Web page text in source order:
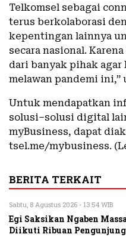
Telkomsel sebagai
terus berkolaborasi
kepentingan lainnya
secara nasional.
dari banyak pihak agar
melawan pandemi ini,”
Untuk mendapatkan
solusi–solusi digital
myBusiness, dapat
tsel.me/mybusiness.
BERITA TERKAIT
Sabtu, 8 Agustus 2026 - 13:54 WIB
Egi Saksikan Ngaben
Diikuti Ribuan Pengunjung